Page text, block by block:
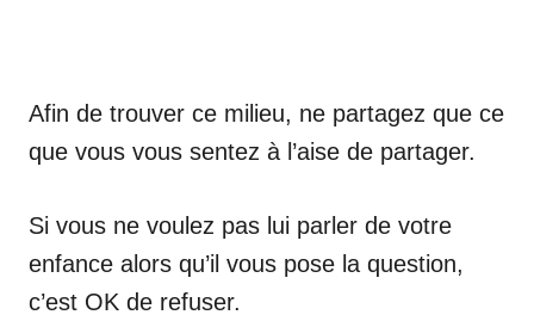
Afin de trouver ce milieu, ne partagez que ce
que vous vous sentez à l’aise de partager.
Si vous ne voulez pas lui parler de votre
enfance alors qu’il vous pose la question,
c’est OK de refuser.